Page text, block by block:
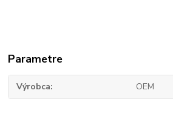
Parametre
Výrobca OEM